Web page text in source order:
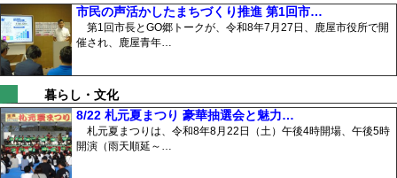
市民の声活かしたまちづくり推進 第1回市…
第1回市長とGO郷トークが、令和8年7月27日、鹿屋市役所で開
催され、鹿屋青年…
暮らし・文化
8/22 札元夏まつり 豪華抽選会と魅力…
札元夏まつりは、令和8年8月22日（土）午後4時開場、午後5時
開演（雨天順延～…